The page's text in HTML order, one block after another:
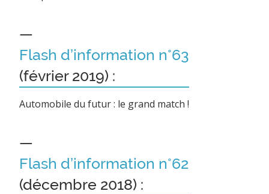
—
Flash d’information n°63
(février 2019) :
Automobile du futur : le grand match !
—
Flash d’information n°62
(décembre 2018) :